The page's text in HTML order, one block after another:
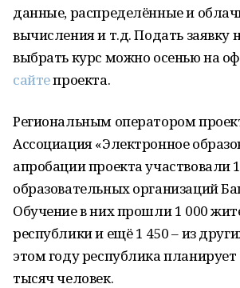
данные, распределённые и
вычисления и т.д. Подать заявку
выбрать курс можно осенью на
сайтепроекта.
Региональным оператором
Ассоциация «Электронное
апробации проекта участвовали
образовательных организаций
Обучение в них прошли 1 000
республики и ещё 1 450 – из
этом году республика планирует
тысяч человек.